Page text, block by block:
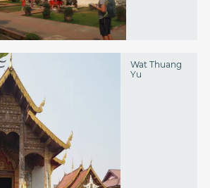
Wat Thuang
Yu